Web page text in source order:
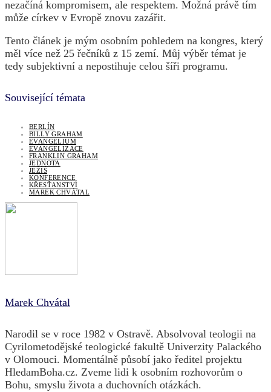
nezačíná kompromisem, ale respektem. Možná právě tím
může církev v Evropě znovu zazářit.
Tento článek je mým osobním pohledem na kongres, který
měl více než 25 řečníků z 15 zemí. Můj výběr témat je
tedy subjektivní a nepostihuje celou šíři programu.
Související témata
BERLÍN
BILLY GRAHAM
EVANGELIUM
EVANGELIZACE
FRANKLIN GRAHAM
JEDNOTA
JEŽÍŠ
KONFERENCE
KŘESŤANSTVÍ
MAREK CHVÁTAL
Marek Chvátal
Narodil se v roce 1982 v Ostravě. Absolvoval teologii na
Cyrilometodějské teologické fakultě Univerzity Palackého
v Olomouci. Momentálně působí jako ředitel projektu
HledamBoha.cz. Zveme lidi k osobním rozhovorům o
Bohu, smyslu života a duchovních otázkách.